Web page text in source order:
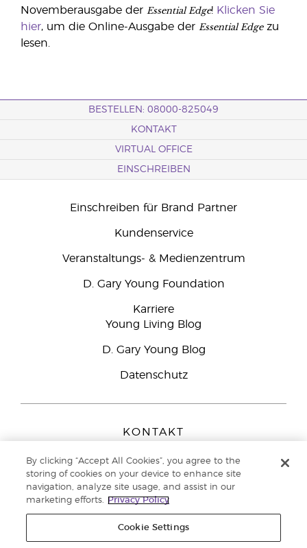
Novemberausgabe der Essential Edge! Klicken Sie
hier, um die Online-Ausgabe der Essential Edgezu
lesen.
BESTELLEN: 08000-825049
KONTAKT
VIRTUAL OFFICE
EINSCHREIBEN
Einschreiben für Brand Partner
Kundenservice
Veranstaltungs- & Medienzentrum
D. Gary Young Foundation
Karriere
Young Living Blog
D. Gary Young Blog
Datenschutz
KONTAKT
Peizerweg 97
9727 AJ Groningen
Netherlands
Kundenservice:08000-825049
By clicking “Accept All Cookies”, you agree to the
storing of cookies on your device to enhance site
navigation, analyze site usage, and assist in our
marketing efforts.
Privacy Policy
Cookie Settings